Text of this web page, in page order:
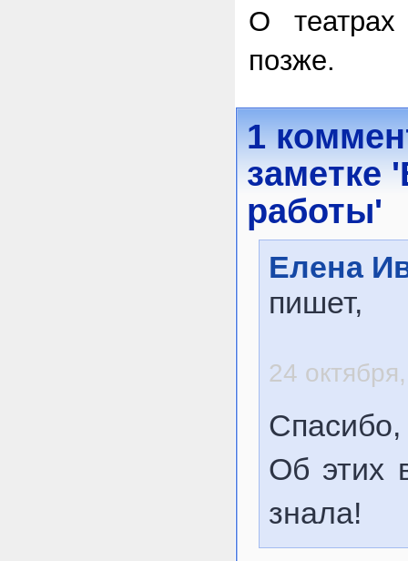
О
позже.
1
заметке
работы'
Елена
пишет,
24
Об этих
знала!